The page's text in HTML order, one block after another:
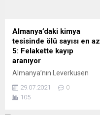
Alberto Garzon, telefonla
müşteri hizmeti veren
şirketlere yönelik yeni
kurallar getirileceğini
açıkladı....
Almanya’daki kimya
tesisinde ölü sayısı en az
5: Felakette kayıp
aranıyor
Almanya’nın Leverkusen
ait kimya tesisinin katı atık
yakma bölümünde 27
29.07.2021
0
105